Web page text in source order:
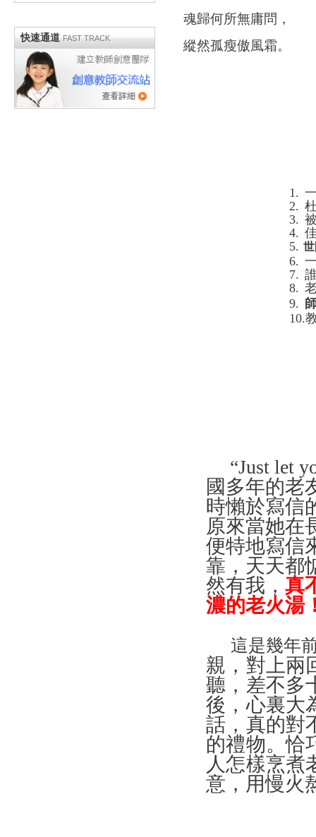
快速通道 FAST TRACK
魂歸何所無庸問，
縱然孤瘦傲風霜。
1.
2.
3.
4.
5.
6.
7.
8.
9.
10.
“Just let
國多年的老
時懶於寫信
原來當她在
便特地寫信
靠，天天都
然有我， 真
濃的老火湯
這是幾年
親，對上兩
聽，差不多
後，心裏大
話，真的對
的禮物。恰
人怎樣烹煮
意，用慢火